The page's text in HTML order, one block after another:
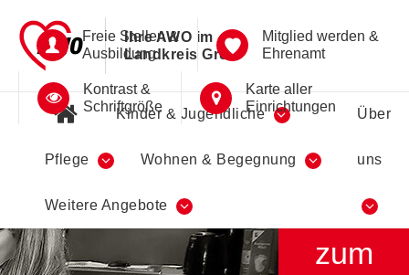
Ihre AWO im
Landkreis Greiz
Freie Stellen &
Ausbildung
Mitglied werden &
Ehrenamt
Kontrast &
Schriftgröße
Karte aller
Einrichtungen
Kinder & Jugendliche
Pflege Wohnen & Begegnung
Weitere Angebote
Über
uns
zum